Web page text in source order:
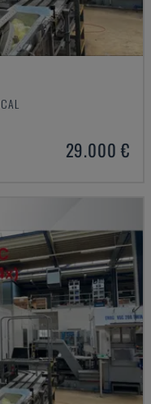
29.000 €